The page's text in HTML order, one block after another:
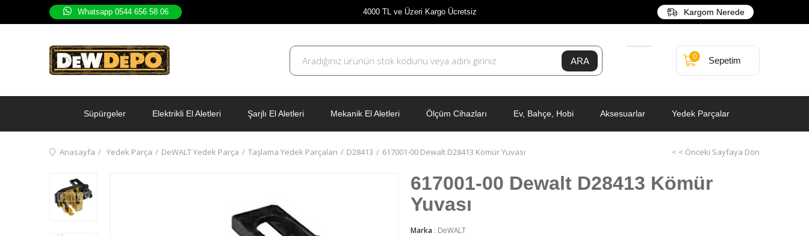
Whatsapp 0544 656 58 06 4000 TL ve Üzeri Kargo Ücretsiz Kargom Nerede
Sepetim
0
Süpürgeler Elektrikli El Aletleri Şarjlı El Aletleri Mekanik El Aletleri Ölçüm Cihazları Ev, Bahçe, Hobi Aksesuarlar Yedek Parçalar
Anasayfa Yedek Parça DeWALT Yedek Parça Taşlama Yedek Parçaları D28413 617001-00 Dewalt D28413 Kömür Yuvası < < Önceki Sayfaya Dön
617001-00 Dewalt D28413 Kömür
Yuvası
Marka : DeWALT